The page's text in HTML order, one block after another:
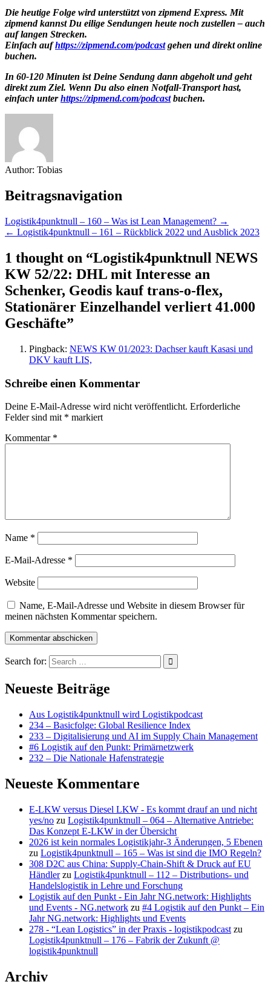
Die heutige Folge wird unterstützt von zipmend Express. Mit
zipmend kannst Du eilige Sendungen heute noch zustellen – auch
auf langen Strecken.
Einfach aufhttps://zipmend.com/podcastgehen und direkt online
buchen.
In 60-120 Minuten ist Deine Sendung dann abgeholt und geht
direkt zum Ziel. Wenn Du also einen Notfall-Transport hast,
einfach unterhttps://zipmend.com/podcastbuchen.
Author: Tobias
Beitragsnavigation
Logistik4punktnull – 160 – Was ist Lean Management? →
← Logistik4punktnull – 161 – Rückblick 2022 und Ausblick 2023
1 thought on “Logistik4punktnull NEWS
KW 52/22: DHL mit Interesse an
Schenker, Geodis kauf trans-o-flex,
Stationärer Einzelhandel verliert 41.000
Geschäfte”
Pingback: NEWS KW 01/2023: Dachser kauft Kasasi und
DKV kauft LIS,
Schreibe einen Kommentar
Deine E-Mail-Adresse wird nicht veröffentlicht. Erforderliche
Felder sind mit * markiert
Kommentar *
Name *
E-Mail-Adresse *
Website
Name, E-Mail-Adresse und Website in diesem Browser für
meinen nächsten Kommentar speichern.
Search for:
Neueste Beiträge
Aus Logistik4punktnull wird Logistikpodcast
234 – Basicfolge: Global Resilience Index
233 – Digitalisierung und AI im Supply Chain Management
#6 Logistik auf den Punkt: Primärnetzwerk
232 – Die Nationale Hafenstrategie
Neueste Kommentare
E-LKW versus Diesel LKW - Es kommt drauf an und nicht
yes/no zu Logistik4punktnull – 064 – Alternative Antriebe:
Das Konzept E-LKW in der Übersicht
2026 ist kein normales Logistikjahr-3 Änderungen, 5 Ebenen
zu Logistik4punktnull – 165 – Was ist sind die IMO Regeln?
308 D2C aus China: Supply-Chain-Shift & Druck auf EU
Händlerzu Logistik4punktnull – 112 – Distributions- und
Handelslogistik in Lehre und Forschung
Logistik auf den Punkt - Ein Jahr NG.network: Highlights
und Events - NG.network zu #4 Logistik auf den Punkt – Ein
Jahr NG.network: Highlights und Events
278 - “Lean Logistics” in der Praxis - logistikpodcast zu
Logistik4punktnull – 176 – Fabrik der Zukunft @
logistik4punktnull
Archiv